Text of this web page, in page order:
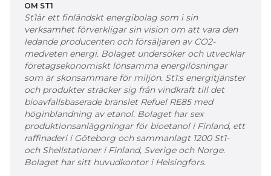
OM ST1
St1är ett finländskt energibolag som i sin
verksamhet förverkligar sin vision om att vara den
ledande producenten och försäljaren av CO2-
medveten energi. Bolaget undersöker och utvecklar
företagsekonomiskt lönsamma energilösningar
som är skonsammare för miljön. St1:s energitjänster
och produkter sträcker sig från vindkraft till det
bioavfallsbaserade bränslet Refuel RE85 med
höginblandning av etanol. Bolaget har sex
produktionsanläggningar för bioetanol i Finland, ett
raffinaderi i Göteborg och sammanlagt 1200 St1-
och Shellstationer i Finland, Sverige och Norge.
Bolaget har sitt huvudkontor i Helsingfors.